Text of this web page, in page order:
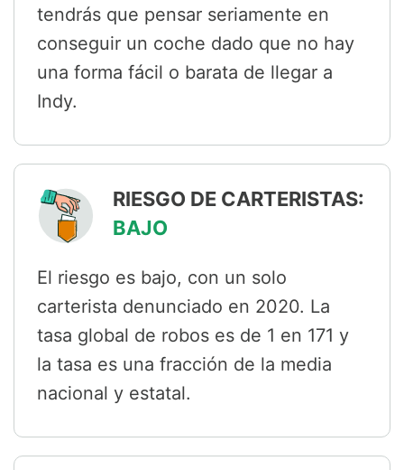
tendrás que pensar seriamente en
conseguir un coche dado que no hay
una forma fácil o barata de llegar a
Indy.
RIESGO DE CARTERISTAS:
BAJO
El riesgo es bajo, con un solo
carterista denunciado en 2020. La
tasa global de robos es de 1 en 171 y
la tasa es una fracción de la media
nacional y estatal.